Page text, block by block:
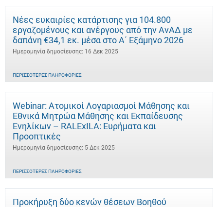
Νέες ευκαιρίες κατάρτισης για 104.800
εργαζομένους και ανέργους από την ΑνΑΔ με
δαπάνη €34,1 εκ. μέσα στο Α΄ Εξάμηνο 2026
Ημερομηνία δημοσίευσης: 16 Δεκ 2025
ΠΕΡΙΣΣΌΤΕΡΕΣ ΠΛΗΡΟΦΟΡΊΕΣ
Webinar: Ατομικοί Λογαριασμοί Μάθησης και
Εθνικά Μητρώα Μάθησης και Εκπαίδευσης
Ενηλίκων – RALExILA: Ευρήματα και
Προοπτικές
Ημερομηνία δημοσίευσης: 5 Δεκ 2025
ΠΕΡΙΣΣΌΤΕΡΕΣ ΠΛΗΡΟΦΟΡΊΕΣ
Προκήρυξη δύο κενών θέσεων Βοηθού